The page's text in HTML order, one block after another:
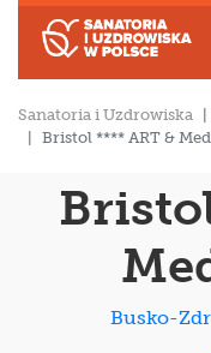
Sanatoria i Uzdrowiska
Bristol **** ART &
Busko-